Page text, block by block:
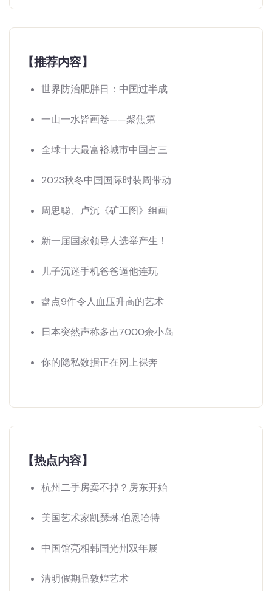
【推荐内容】
世界防治肥胖日：中国过半成
一山一水皆画卷——聚焦第
全球十大最富裕城市中国占三
2023秋冬中国国际时装周带动
周思聪、卢沉《矿工图》组画
新一届国家领导人选举产生！
儿子沉迷手机爸爸逼他连玩
盘点9件令人血压升高的艺术
日本突然声称多出7000余小岛
你的隐私数据正在网上裸奔
【热点内容】
杭州二手房卖不掉？房东开始
美国艺术家凯瑟琳.伯恩哈特
中国馆亮相韩国光州双年展
清明假期品敦煌艺术